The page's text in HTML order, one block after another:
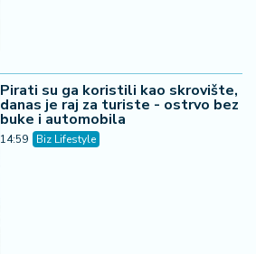
Pirati su ga koristili kao skrovište,
danas je raj za turiste - ostrvo bez
buke i automobila
14:59 Biz Lifestyle